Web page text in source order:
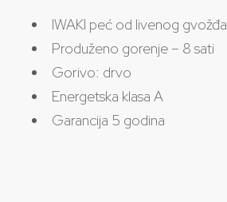
IWAKI peć od livenog gvožđa
Produženo gorenje – 8 sati
Gorivo: drvo
Energetska klasa A
Garancija 5 godina